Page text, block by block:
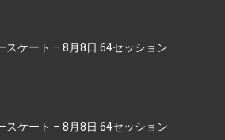
スケート – 8月8日 64セッション
スケート – 8月8日 64セッション